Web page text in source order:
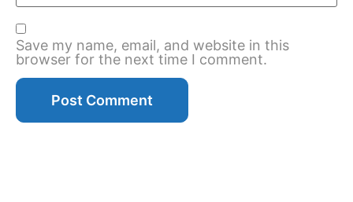
Save my name, email, and website in this
browser for the next time I comment.